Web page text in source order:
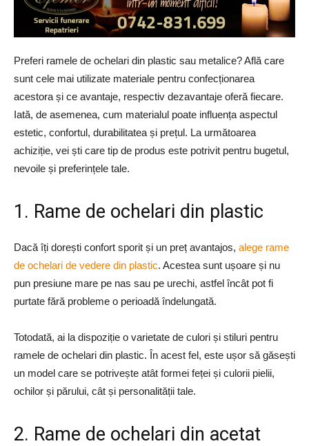
Preferi ramele de ochelari din plastic sau metalice? Află care
sunt cele mai utilizate materiale pentru confecționarea
acestora și ce avantaje, respectiv dezavantaje oferă fiecare.
Iată, de asemenea, cum materialul poate influența aspectul
estetic, confortul, durabilitatea și prețul. La următoarea
achiziție, vei ști care tip de produs este potrivit pentru bugetul,
nevoile și preferințele tale.
1. Rame de ochelari din plastic
Dacă îți dorești confort sporit și un preț avantajos, alege rame
de ochelari de vedere din plastic. Acestea sunt ușoare și nu
pun presiune mare pe nas sau pe urechi, astfel încât pot fi
purtate fără probleme o perioadă îndelungată.
Totodată, ai la dispoziție o varietate de culori și stiluri pentru
ramele de ochelari din plastic. În acest fel, este ușor să găsești
un model care se potrivește atât formei feței și culorii pielii,
ochilor și părului, cât și personalității tale.
2. Rame de ochelari din acetat